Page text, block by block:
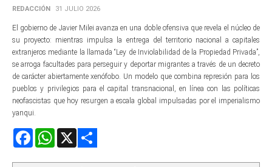
REDACCIÓN 31 JULIO 2026
El gobierno de Javier Milei avanza en una doble ofensiva que revela el núcleo de
su proyecto: mientras impulsa la entrega del territorio nacional a capitales
extranjeros mediante la llamada “Ley de Inviolabilidad de la Propiedad Privada”,
se arroga facultades para perseguir y deportar migrantes a través de un decreto
de carácter abiertamente xenófobo. Un modelo que combina represión para los
pueblos y privilegios para el capital transnacional, en línea con las políticas
neofascistas que hoy resurgen a escala global impulsadas por el imperialismo
yanqui.
FacebookWhatsApp